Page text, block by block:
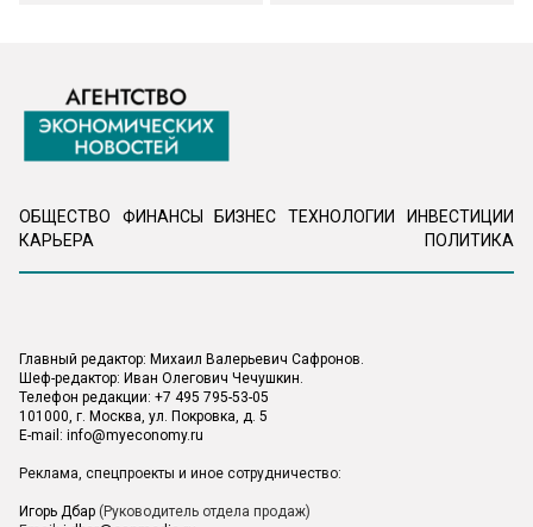
ОБЩЕСТВО ФИНАНСЫ БИЗНЕС ТЕХНОЛОГИИ
ИНВЕСТИЦИИ
КАРЬЕРА
ПОЛИТИКА
Главный редактор: Михаил Валерьевич Сафронов.
Шеф-редактор: Иван Олегович Чечушкин.
Телефон редакции: +7 495 795-53-05
101000, г. Москва, ул. Покровка, д. 5
E-mail: info@myeconomy.ru
Реклама, спецпроекты и иное сотрудничество:
Игорь Дбар (Руководитель отдела продаж)